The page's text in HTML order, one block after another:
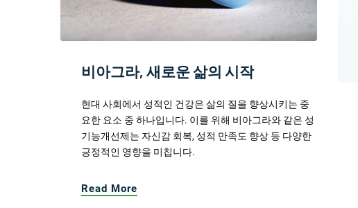
비아그라, 새로운 삶의 시작
현대 사회에서 성적인 건강은 삶의 질을 향상시키는 중
요한 요소 중 하나입니다. 이를 위해 비아그라와 같은 성
기능개선제는 자신감 회복, 성적 만족도 향상 등 다양한
긍정적인 영향을 미칩니다.
Read More